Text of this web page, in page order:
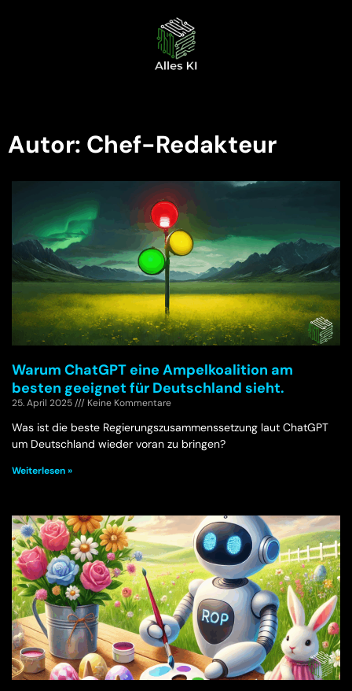
Autor: Chef-Redakteur
Warum ChatGPT eine Ampelkoalition am
besten geeignet für Deutschland sieht.
25. April 2025 Keine Kommentare
Was ist die beste Regierungszusammenssetzung laut ChatGPT
um Deutschland wieder voran zu bringen?
Weiterlesen »